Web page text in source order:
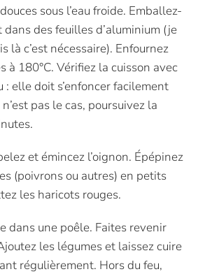
sous l’eau froide. Emballez-
des feuilles d’aluminium (je
là c’est nécessaire). Enfournez
à 180°C. Vérifiez la cuisson avec
: elle doit s’enfoncer facilement
n’est pas le cas, poursuivez la
et émincez l’oignon. Épépinez
(poivrons ou autres) en petits
les haricots rouges.
dans une poêle. Faites revenir
les légumes et laissez cuire
régulièrement. Hors du feu,